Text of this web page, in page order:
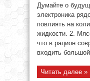
Думайте о
электроника
повлиять на
жидкости. 2.
что в рацион
входить
Читать далее »